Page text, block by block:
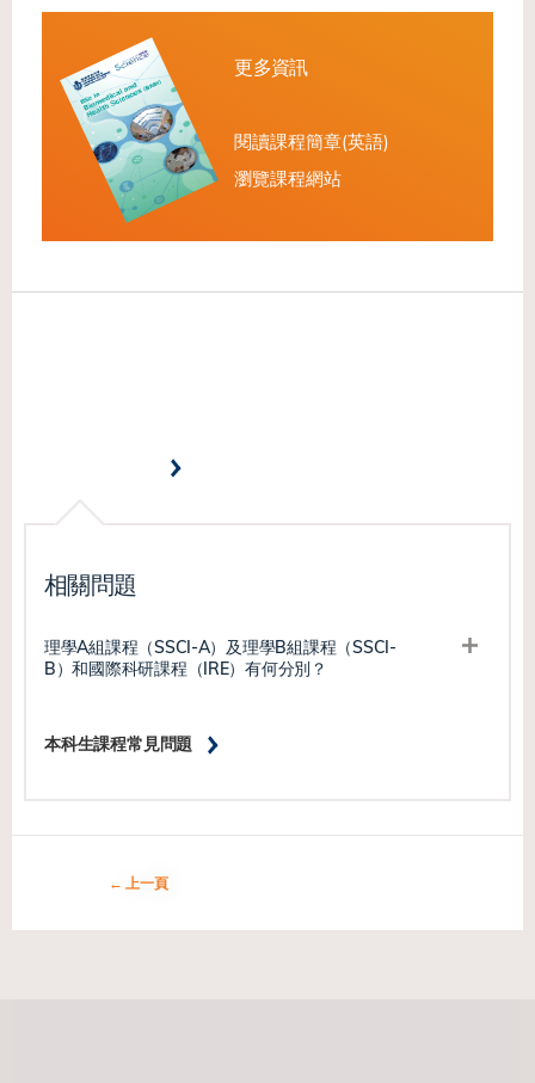
更多資訊
閱讀課程簡章(英語)
瀏覽課程網站
相關問題
本科生課程常見問題
理學A組課程（SSCI-A）及理學B組課程（SSCI-
B）和國際科研課程（IRE）有何分別？
上一頁